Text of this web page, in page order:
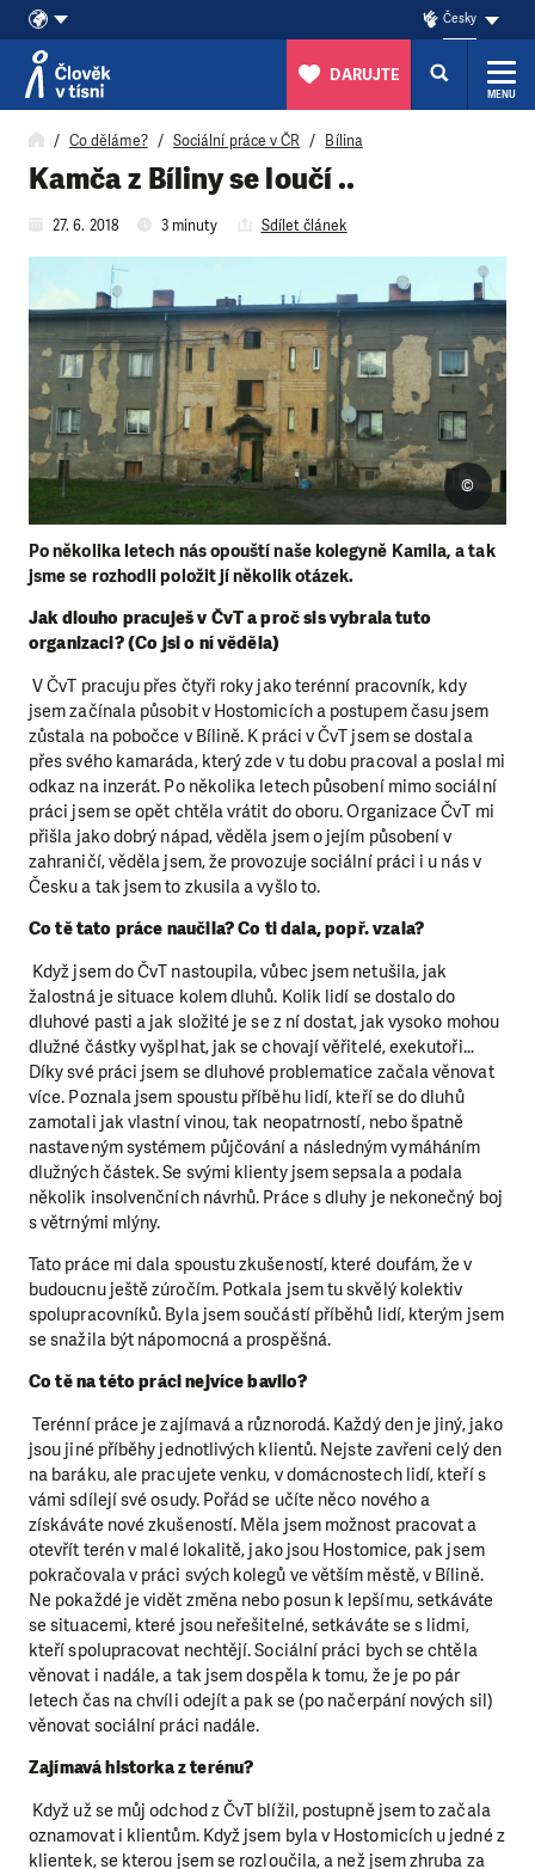
Přeskočit na obsah
Česky
DARUJTE
MENU
Co děláme? Sociální práce v ČR Bílina
Kamča z Bíliny se loučí ..
27. 6. 2018 3 minuty Sdílet článek
Po několika letech nás opouští naše kolegyně Kamila, a tak
jsme se rozhodli položit jí několik otázek.
©
Jak dlouho pracuješ v ČvT a proč sis vybrala tuto
organizaci? (Co jsi o ní věděla)
V ČvT pracuju přes čtyři roky jako terénní pracovník, kdy
jsem začínala působit v Hostomicích a postupem času jsem
zůstala na pobočce v Bílině. K práci v ČvT jsem se dostala
přes svého kamaráda, který zde v tu dobu pracoval a poslal mi
odkaz na inzerát. Po několika letech působení mimo sociální
práci jsem se opět chtěla vrátit do oboru. Organizace ČvT mi
přišla jako dobrý nápad, věděla jsem o jejím působení v
zahraničí, věděla jsem, že provozuje sociální práci i u nás v
Česku a tak jsem to zkusila a vyšlo to.
Co tě tato práce naučila? Co ti dala, popř. vzala?
Když jsem do ČvT nastoupila, vůbec jsem netušila, jak
žalostná je situace kolem dluhů. Kolik lidí se dostalo do
dluhové pasti a jak složité je se z ní dostat, jak vysoko mohou
dlužné částky vyšplhat, jak se chovají věřitelé, exekutoři…
Díky své práci jsem se dluhové problematice začala věnovat
více. Poznala jsem spoustu příběhu lidí, kteří se do dluhů
zamotali jak vlastní vinou, tak neopatrností, nebo špatně
nastaveným systémem půjčování a následným vymáháním
dlužných částek. Se svými klienty jsem sepsala a podala
několik insolvenčních návrhů. Práce s dluhy je nekonečný boj
s větrnými mlýny.
Tato práce mi dala spoustu zkušeností, které doufám, že v
budoucnu ještě zúročím. Potkala jsem tu skvělý kolektiv
spolupracovníků. Byla jsem součástí příběhů lidí, kterým jsem
se snažila být nápomocná a prospěšná.
Co tě na této práci nejvíce bavilo?
Terénní práce je zajímavá a různorodá. Každý den je jiný, jako
jsou jiné příběhy jednotlivých klientů. Nejste zavřeni celý den
na baráku, ale pracujete venku, v domácnostech lidí, kteří s
vámi sdílejí své osudy. Pořád se učíte něco nového a
získáváte nové zkušeností. Měla jsem možnost pracovat a
otevřít terén v malé lokalitě, jako jsou Hostomice, pak jsem
pokračovala v práci svých kolegů ve větším městě, v Bílině.
Ne pokaždé je vidět změna nebo posun k lepšímu, setkáváte
se situacemi, které jsou neřešitelné, setkáváte se s lidmi,
kteří spolupracovat nechtějí. Sociální práci bych se chtěla
věnovat i nadále, a tak jsem dospěla k tomu, že je po pár
letech čas na chvíli odejít a pak se (po načerpání nových sil)
věnovat sociální práci nadále.
Zajímavá historka z terénu?
Když už se můj odchod z ČvT blížil, postupně jsem to začala
oznamovat i klientům. Když jsem byla v Hostomicích u jedné z
klientek, se kterou jsem se rozloučila, a než jsem zhruba za